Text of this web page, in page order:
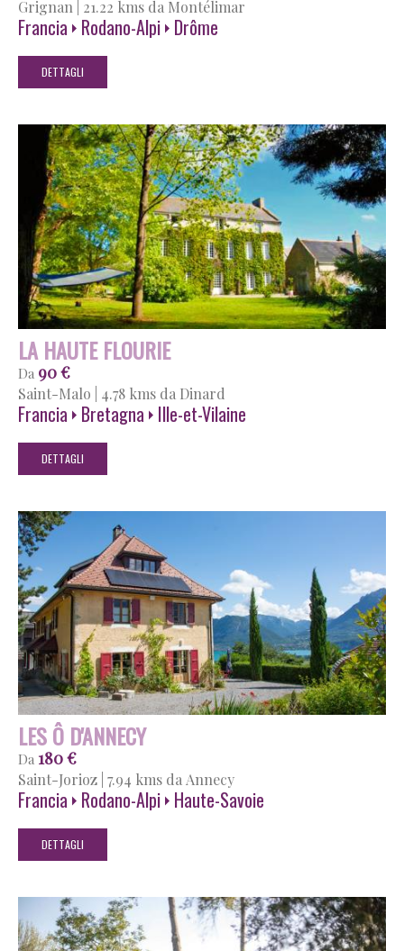
Grignan 21.22 kms da Montélimar
Francia Rodano-Alpi Drôme
DETTAGLI
LA HAUTE FLOURIE
Da 90 €
Saint-Malo 4.78 kms da Dinard
Francia Bretagna Ille-et-Vilaine
DETTAGLI
LES Ô D'ANNECY
Da 180 €
Saint-Jorioz 7.94 kms da Annecy
Francia Rodano-Alpi Haute-Savoie
DETTAGLI